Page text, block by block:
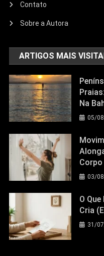
Contato
Sobre a Autora
ARTIGOS MAIS
Na
05/
Corpo
03/
O
Cria
31/